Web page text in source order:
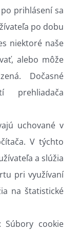
prihlásení sa
po dobu
niektoré naše
alebo môže
Dočasné
uchované v
V týchto
a slúžia
pri využívaní
na štatistické
cookie